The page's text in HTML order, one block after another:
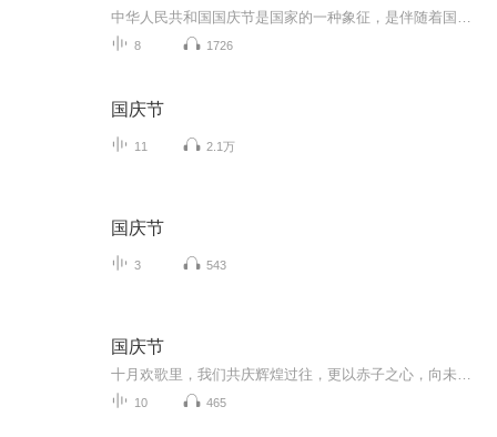
8 1726
国庆节
11 2.1万
国庆节
3 543
国庆节
10 465